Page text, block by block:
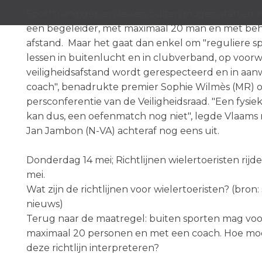
een begeleider, met maximaal 20 man en met
afstand. Maar het gaat dan enkel om "reguliere
lessen in buitenlucht en in clubverband, op
veiligheidsafstand wordt gerespecteerd en in
coach", benadrukte premier Sophie Wilmès (MR)
persconferentie van de Veiligheidsraad. "Een
kan dus, een oefenmatch nog niet", legde
Jan Jambon (N-VA) achteraf nog eens uit.
Donderdag 14 mei; Richtlijnen wielertoeristen
mei.
Wat zijn de richtlijnen voor wielertoeristen? (bron:
nieuws)
Terug naar de maatregel: buiten sporten mag
maximaal 20 personen en met een coach. Hoe
deze richtlijn interpreteren?